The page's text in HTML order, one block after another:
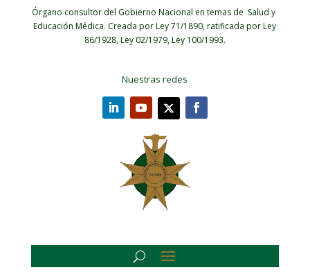
Órgano consultor del Gobierno Nacional en temas de Salud y
Educación Médica. Creada por Ley 71/1890, ratificada por Ley
86/1928, Ley 02/1979, Ley 100/1993.
Nuestras redes